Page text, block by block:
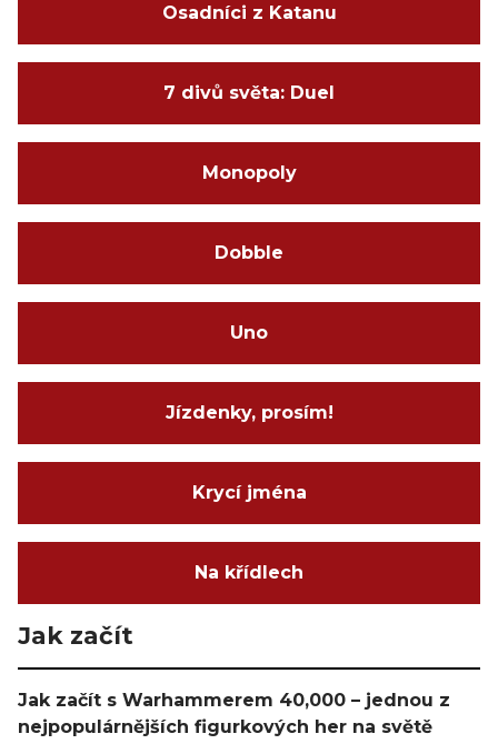
Osadníci z Katanu
7 divů světa: Duel
Monopoly
Dobble
Uno
Jízdenky, prosím!
Krycí jména
Na křídlech
Jak začít
Jak začít s Warhammerem 40,000 – jednou z
nejpopulárnějších figurkových her na světě